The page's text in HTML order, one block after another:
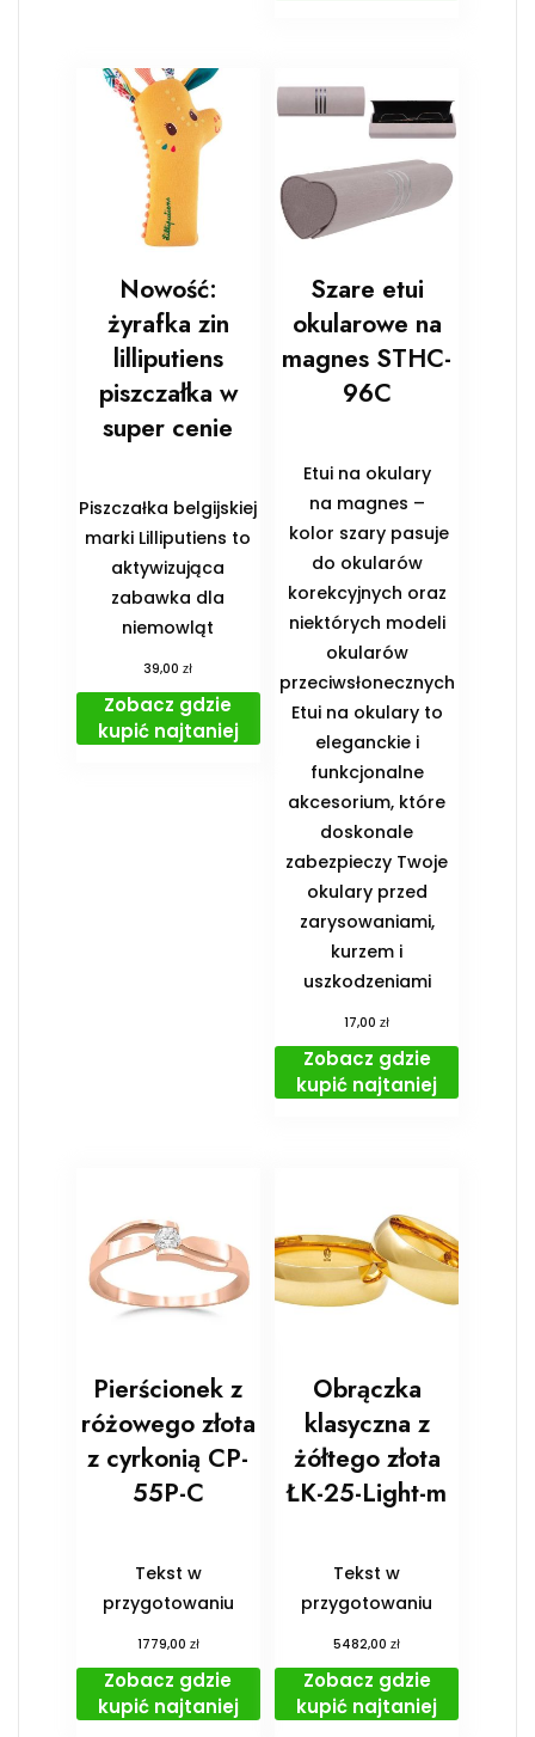
Nowość:
żyrafka zin
lilliputiens
piszczałka w
super cenie
Piszczałka belgijskiej
marki Lilliputiens to
aktywizująca
zabawka dla
niemowląt
39,00zł
Zobacz gdzie
kupić najtaniej
Szare etui
okularowe na
magnes STHC-
96C
Etui na okulary
na magnes –
kolor szary pasuje
do okularów
korekcyjnych oraz
niektórych modeli
okularów
przeciwsłonecznych
Etui na okulary to
eleganckie i
funkcjonalne
akcesorium, które
doskonale
zabezpieczy Twoje
okulary przed
zarysowaniami,
kurzem i
uszkodzeniami
17,00zł
Zobacz gdzie
kupić najtaniej
Pierścionek z
różowego złota
z cyrkonią CP-
55P-C
Tekst w
przygotowaniu
1779,00 zł
Zobacz gdzie
kupić najtaniej
Obrączka
klasyczna z
żółtego złota
ŁK-25-Light-m
Tekst w
przygotowaniu
5482,00zł
Zobacz gdzie
kupić najtaniej